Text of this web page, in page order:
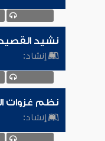
نشيد
إنشاد:
نظم غزوات
إنشاد: